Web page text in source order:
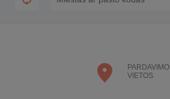
PARDAVIMO
VIETOS